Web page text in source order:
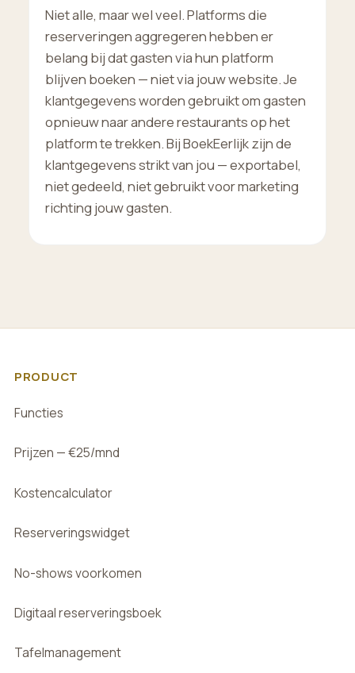
Niet alle, maar wel veel. Platforms die
reserveringen aggregeren hebben er
belang bij dat gasten via hun platform
blijven boeken — niet via jouw website. Je
klantgegevens worden gebruikt om gasten
opnieuw naar andere restaurants op het
platform te trekken. Bij BoekEerlijk zijn de
klantgegevens strikt van jou — exportabel,
niet gedeeld, niet gebruikt voor marketing
richting jouw gasten.
PRODUCT
Functies
Prijzen — €25/mnd
Kostencalculator
Reserveringswidget
No-shows voorkomen
Digitaal reserveringsboek
Tafelmanagement